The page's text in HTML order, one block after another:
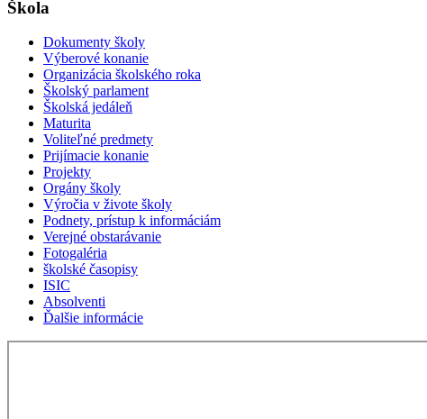
Škola
Dokumenty školy
Výberové konanie
Organizácia školského roka
Školský parlament
Školská jedáleň
Maturita
Voliteľné predmety
Prijímacie konanie
Projekty
Orgány školy
Výročia v živote školy
Podnety, prístup k informáciám
Verejné obstarávanie
Fotogaléria
školské časopisy
ISIC
Absolventi
Ďalšie informácie